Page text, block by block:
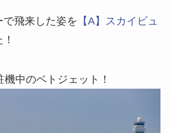
飛来した姿を 【A】スカイビュ
中のベトジェット！